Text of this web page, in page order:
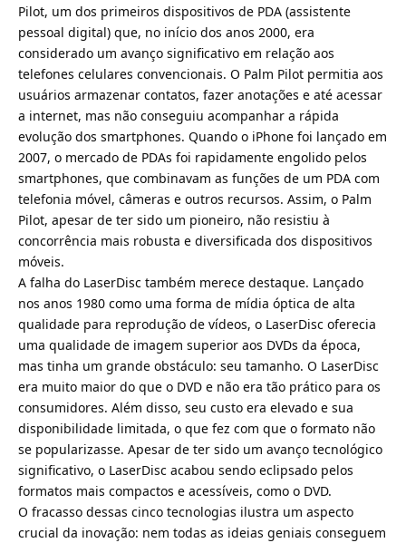
Pilot, um dos primeiros dispositivos de PDA (assistente
pessoal digital) que, no início dos anos 2000, era
considerado um avanço significativo em relação aos
telefones celulares convencionais. O Palm Pilot permitia aos
usuários armazenar contatos, fazer anotações e até acessar
a internet, mas não conseguiu acompanhar a rápida
evolução dos smartphones. Quando o iPhone foi lançado em
2007, o mercado de PDAs foi rapidamente engolido pelos
smartphones, que combinavam as funções de um PDA com
telefonia móvel, câmeras e outros recursos. Assim, o Palm
Pilot, apesar de ter sido um pioneiro, não resistiu à
concorrência mais robusta e diversificada dos dispositivos
móveis.
A falha do LaserDisc também merece destaque. Lançado
nos anos 1980 como uma forma de mídia óptica de alta
qualidade para reprodução de vídeos, o LaserDisc oferecia
uma qualidade de imagem superior aos DVDs da época,
mas tinha um grande obstáculo: seu tamanho. O LaserDisc
era muito maior do que o DVD e não era tão prático para os
consumidores. Além disso, seu custo era elevado e sua
disponibilidade limitada, o que fez com que o formato não
se popularizasse. Apesar de ter sido um avanço tecnológico
significativo, o LaserDisc acabou sendo eclipsado pelos
formatos mais compactos e acessíveis, como o DVD.
O fracasso dessas cinco tecnologias ilustra um aspecto
crucial da inovação: nem todas as ideias geniais conseguem